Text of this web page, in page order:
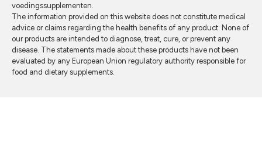
voedingssupplementen.
The information provided on this website does not constitute medical
advice or claims regarding the health benefits of any product. None of
our products are intended to diagnose, treat, cure, or prevent any
disease. The statements made about these products have not been
evaluated by any European Union regulatory authority responsible for
food and dietary supplements.